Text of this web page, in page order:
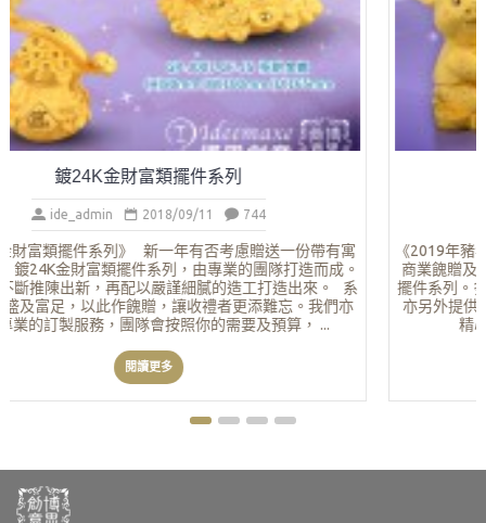
鍍24K金財富類擺件系列
ide_admin 2018/09/11
《鍍24K金財富類擺件系列》 新一年有否考慮贈送一份帶有寓
意的禮物? 鍍24K金財富類擺件系列，由專業的團隊打造而成。
在設計上不斷推陳出新，再配以嚴謹細膩的造工打造出來。 系
列象徵豐盛及富足，以此作餽贈，讓收禮者更添難忘。我們亦
提供專業的訂製服務，團隊會按照你的需要及預算， ...